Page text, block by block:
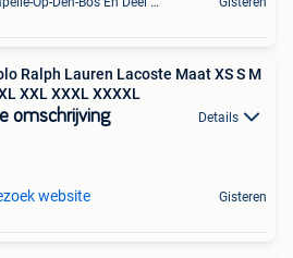
Ralph Lauren Lacoste Maat XS S M
XXL XXXL XXXXL
omschrijving Details
website Gisteren